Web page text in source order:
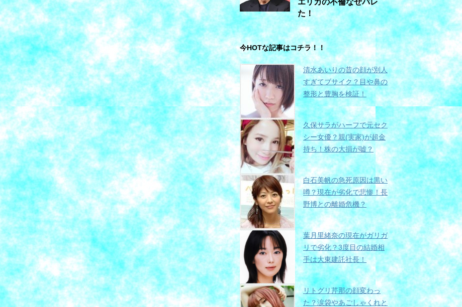
た！
今HOTな記事はコチラ！！
清水あいりの昔の顔が別人
すぎてブサイク？目や鼻の
整形と豊胸を検証！
久保サラがハーフで元セク
シー女優？親(実家)が超金
持ち！株の大損が嘘？
白石美帆の急死原因は黒い
噂？現在が劣化で悲惨！長
野博との離婚危機？
葉月里緒奈の現在がガリガ
リで劣化？3度目の結婚相
手は大東建託社長！
リトグリ芹那の顔変わっ
た？涙袋やあごしゃくれと